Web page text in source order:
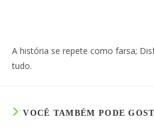
A história se repete como farsa;
tudo.
VOCÊ TAMBÉM PODE